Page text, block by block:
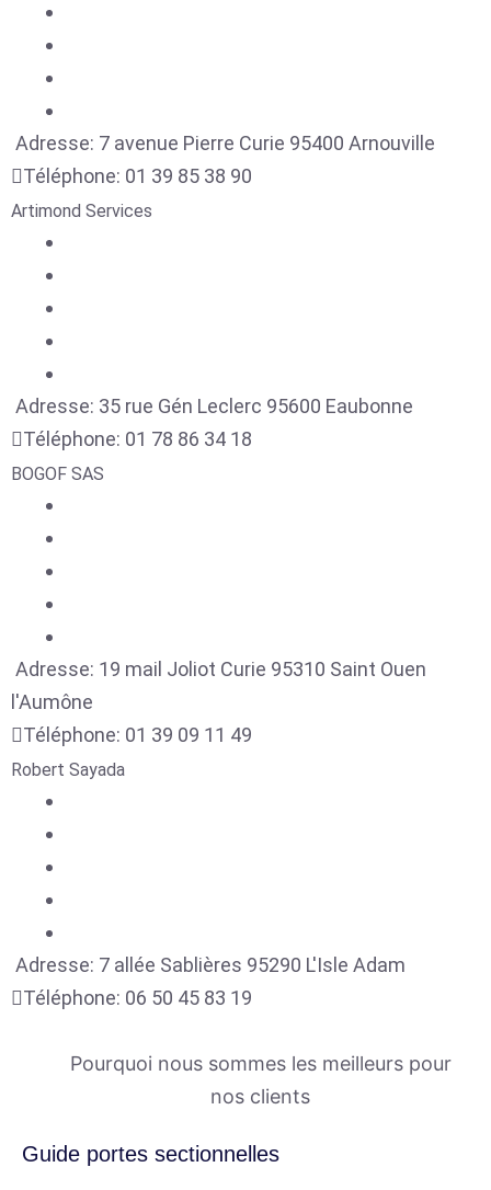
Adresse: 7 avenue Pierre Curie 95400 Arnouville
Téléphone: 01 39 85 38 90
Artimond Services
Adresse: 35 rue Gén Leclerc 95600 Eaubonne
Téléphone: 01 78 86 34 18
BOGOF SAS
Adresse: 19 mail Joliot Curie 95310 Saint Ouen
l'Aumône
Téléphone: 01 39 09 11 49
Robert Sayada
Adresse: 7 allée Sablières 95290 L'Isle Adam
Téléphone: 06 50 45 83 19
Pourquoi nous sommes les meilleurs pour
nos clients
Guide portes sectionnelles